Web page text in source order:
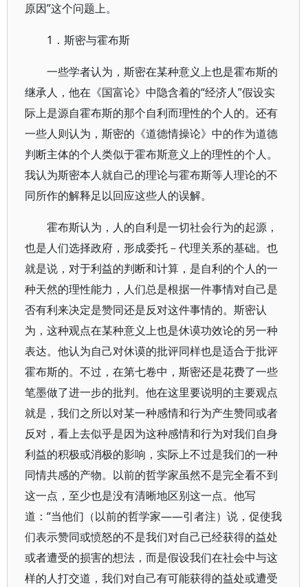
原因”这个问题上。
1．斯密与霍布斯
一些学者认为，斯密在某种意义上也是霍布斯的
继承人，他在《国富论》中隐含着的“经济人”假设实
际上是源自霍布斯的那个自利而理性的个人的。还有
一些人则认为，斯密的《道德情操论》中的作为道德
判断主体的个人类似于霍布斯意义上的理性的个人。
我认为斯密本人就自己的理论与霍布斯等人理论的不
同所作的解释足以回应这些人的误解。
霍布斯认为，人的自利是一切社会行为的起源，
也是人们选择政府，形成委托－代理关系的基础。也
就是说，对于利益的判断和计算，是自利的个人的一
种天然的理性能力，人们总是根据一件事情对自己是
否有利来决定是赞同还是反对这件事情的。斯密认
为，这种观点在某种意义上也是休谟功效论的另一种
表达。他认为自己对休谟的批评同样也是适合于批评
霍布斯的。不过，在第七卷中，斯密还是花费了一些
笔墨做了进一步的批判。他在这里要说明的主要观点
就是，我们之所以对某一种感情和行为产生赞同或者
反对，看上去似乎是因为这种感情和行为对我们自身
利益的积极或消极的影响，实际上不过是我们的一种
同情共感的产物。以前的哲学家虽然不是完全看不到
这一点，至少也是没有清晰地区别这一点。他写
道：“当他们（以前的哲学家——引者注）说，促使我
们表示赞同或愤怒的不是我们对自己已经获得的益处
或者遭受的损害的想法，而是假设我们在社会中与这
样的人打交道，我们对自己有可能获得的益处或遭受